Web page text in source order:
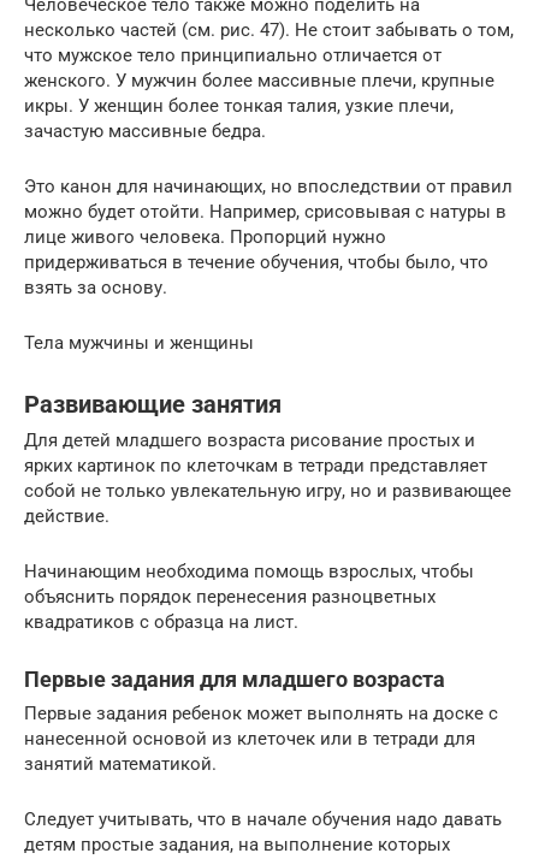
Человеческое тело также можно поделить на
несколько частей (см. рис. 47). Не стоит забывать о том,
что мужское тело принципиально отличается от
женского. У мужчин более массивные плечи, крупные
икры. У женщин более тонкая талия, узкие плечи,
зачастую массивные бедра.
Это канон для начинающих, но впоследствии от правил
можно будет отойти. Например, срисовывая с натуры в
лице живого человека. Пропорций нужно
придерживаться в течение обучения, чтобы было, что
взять за основу.
Тела мужчины и женщины
Развивающие занятия
Для детей младшего возраста рисование простых и
ярких картинок по клеточкам в тетради представляет
собой не только увлекательную игру, но и развивающее
действие.
Начинающим необходима помощь взрослых, чтобы
объяснить порядок перенесения разноцветных
квадратиков с образца на лист.
Первые задания для младшего возраста
Первые задания ребенок может выполнять на доске с
нанесенной основой из клеточек или в тетради для
занятий математикой.
Следует учитывать, что в начале обучения надо давать
детям простые задания, на выполнение которых